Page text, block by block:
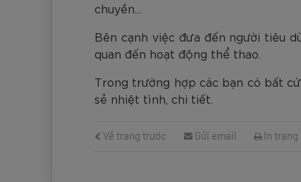
chuyền...
Bên cạnh việc đưa đến người tiêu
quan đến hoạt động thể thao.
Trong trường hợp các bạn có bất
sẻ nhiệt tình, chi tiết.
Về trang trước Gửi email In trang